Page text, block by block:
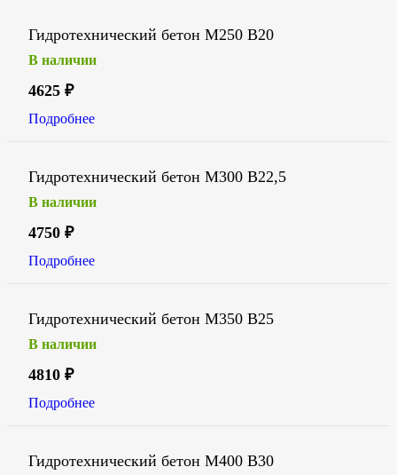
Гидротехнический бетон М250 В20
В наличии
4625 ₽
Подробнее
Гидротехнический бетон М300 В22,5
В наличии
4750 ₽
Подробнее
Гидротехнический бетон М350 В25
В наличии
4810 ₽
Подробнее
Гидротехнический бетон М400 В30